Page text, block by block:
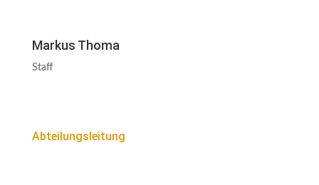
Markus Thoma
Staff
Abteilungsleitung